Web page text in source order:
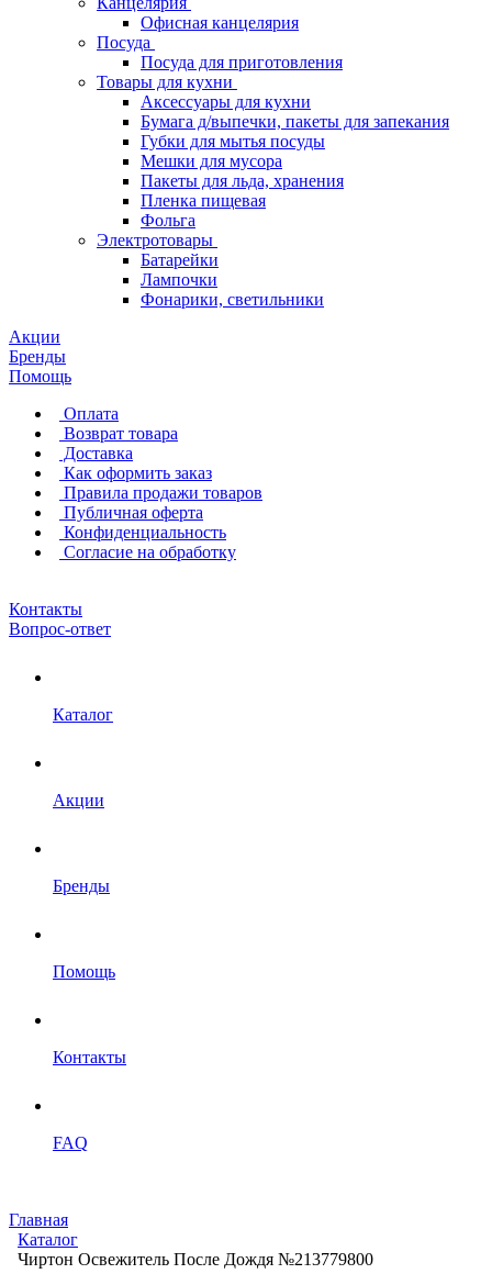
Офисная канцелярия
Посуда
Посуда для приготовления
Товары для кухни
Аксессуары для кухни
Бумага д/выпечки, пакеты для запекания
Губки для мытья посуды
Мешки для мусора
Пакеты для льда, хранения
Пленка пищевая
Фольга
Электротовары
Батарейки
Лампочки
Фонарики, светильники
Акции
Бренды
Помощь
Оплата
Возврат товара
Доставка
Как оформить заказ
Правила продажи товаров
Публичная оферта
Конфиденциальность
Согласие на обработку
Контакты
Вопрос-ответ
Каталог
Акции
Бренды
Помощь
Контакты
FAQ
Главная
Каталог
Чиртон Освежитель После Дождя №213779800